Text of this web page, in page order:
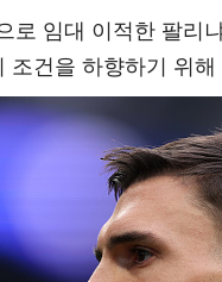
로 임대 이적한 팔리
조건을 하향하기 위